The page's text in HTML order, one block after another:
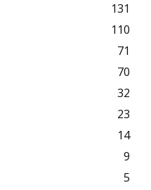
131
110
71
70
32
23
14
9
5